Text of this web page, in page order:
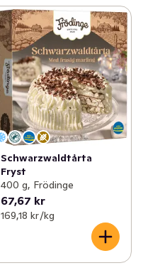
Schwarzwaldtårta
Fryst
400 g, Frödinge
67,67 kr
169,18 kr /kg